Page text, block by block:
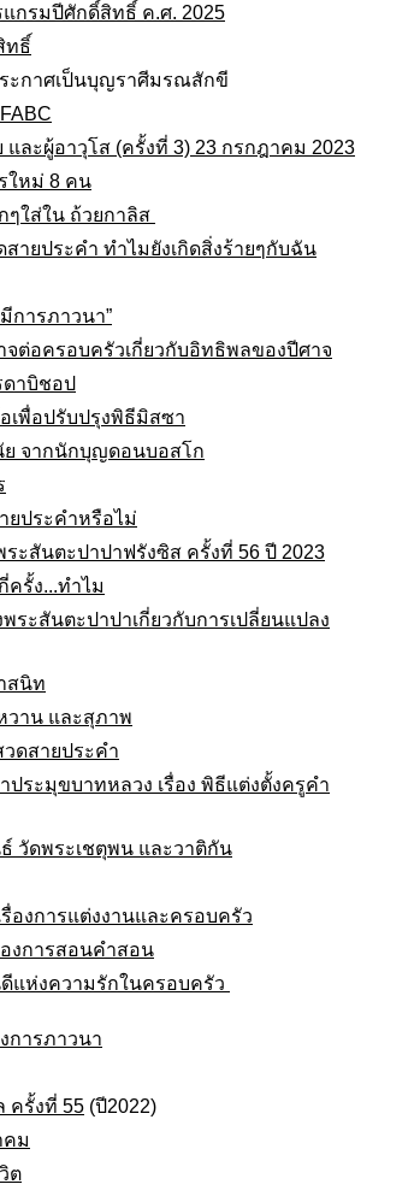
กรมปีศักดิ์สิทธิ์ ค.ศ. 2025
ทธิ์
ะกาศเป็นบุญราศีมรณสักขี
และผู้อาวุโส (ครั้งที่ 3) 23 กรกฎาคม 2023
ใหม่ 8 คน
ๆใส่ใน ถ้วยกาลิส
ายประคำ ทำไมยังเกิดสิ่งร้ายๆกับฉัน
การภาวนา”
จต่อครอบครัวเกี่ยวกับอิทธิพลของปีศาจ
าบิชอป
เพื่อปรับปรุงพิธีมิสซา
จากนักบุญดอนบอสโก
ยประคำหรือไม่
ะสันตะปาปาฟรังซิส ครั้งที่ 56 ปี 2023
ครั้ง...ทำไม
ะสันตะปาปาเกี่ยวกับการเปลี่ยนแปลง
สนิท
วาน และสุภาพ
วดสายประคำ
ประมุขบาทหลวง เรื่อง พิธีแต่งตั้งครูคำ
วัดพระเชตุพน และวาติกัน
องการแต่งงานและครอบครัว
งการสอนคำสอน
แห่งความรักในครอบครัว
การภาวนา
ครั้งที่ 55 (ปี2022)
คม
ต